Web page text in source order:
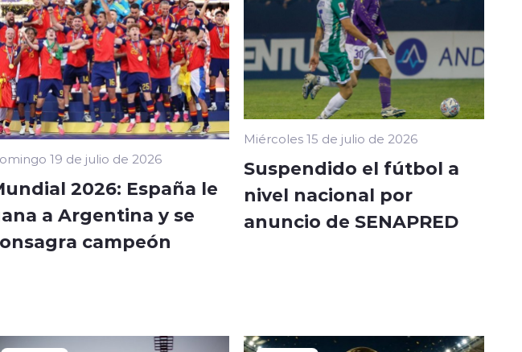
19 de julio de 2026
2026: España le
a Argentina y se
campeón
Miércoles 15 de julio de 2026
Suspendido el fútbol a
nivel nacional por
anuncio de SENAPRED